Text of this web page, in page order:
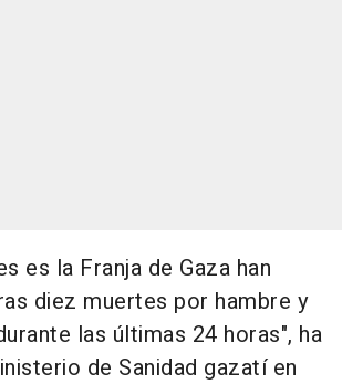
es la Franja de Gaza han
diez muertes por hambre y
las últimas 24 horas", ha
de Sanidad gazatí en